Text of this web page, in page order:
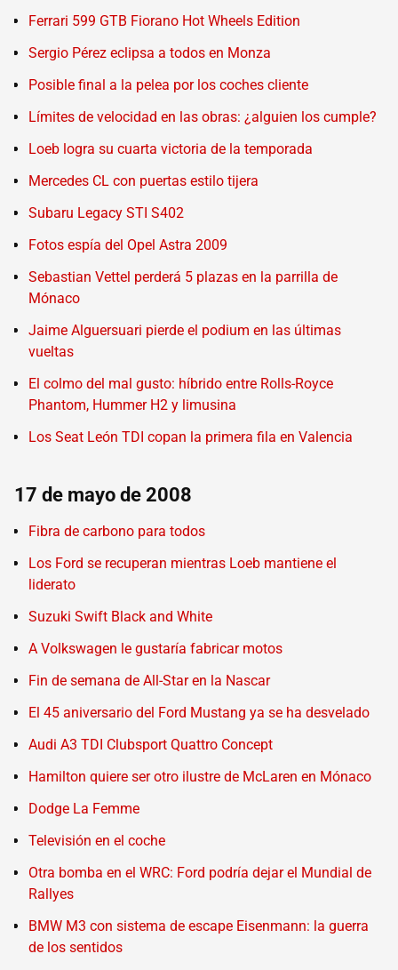
Ferrari 599 GTB Fiorano Hot Wheels Edition
Sergio Pérez eclipsa a todos en Monza
Posible final a la pelea por los coches cliente
Límites de velocidad en las obras: ¿alguien los cumple?
Loeb logra su cuarta victoria de la temporada
Mercedes CL con puertas estilo tijera
Subaru Legacy STI S402
Fotos espía del Opel Astra 2009
Sebastian Vettel perderá 5 plazas en la parrilla de
Mónaco
Jaime Alguersuari pierde el podium en las últimas
vueltas
El colmo del mal gusto: híbrido entre Rolls-Royce
Phantom, Hummer H2 y limusina
Los Seat León TDI copan la primera fila en Valencia
17 de mayo de 2008
Fibra de carbono para todos
Los Ford se recuperan mientras Loeb mantiene el
liderato
Suzuki Swift Black and White
A Volkswagen le gustaría fabricar motos
Fin de semana de All-Star en la Nascar
El 45 aniversario del Ford Mustang ya se ha desvelado
Audi A3 TDI Clubsport Quattro Concept
Hamilton quiere ser otro ilustre de McLaren en Mónaco
Dodge La Femme
Televisión en el coche
Otra bomba en el WRC: Ford podría dejar el Mundial de
Rallyes
BMW M3 con sistema de escape Eisenmann: la guerra
de los sentidos